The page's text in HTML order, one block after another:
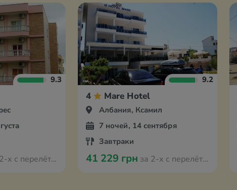
9.3
перелётом из Вроцлава
9.2
4 Mare Hotel
Албания, Ксамил
7 ночей, 14 сентября
Завтраки
41 229 грн за 2-х с перелётом из Вроцлава